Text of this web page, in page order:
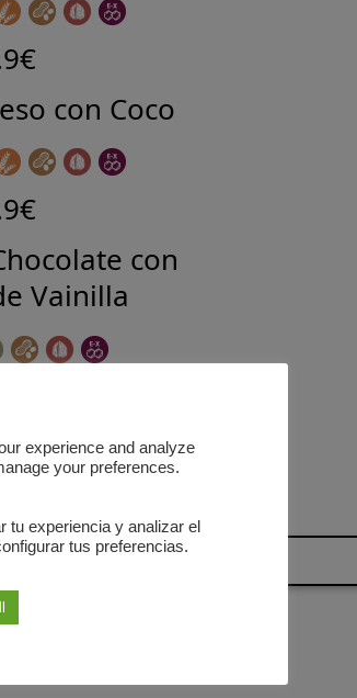
con Coco
con
Vainilla
experience and analyze
your preferences.
tu experiencia y analizar el
tus preferencias.